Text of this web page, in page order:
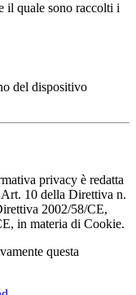
il quale sono raccolti i
del dispositivo
privacy è redatta
10 della Direttiva n.
2002/58/CE,
in materia di Cookie.
questa